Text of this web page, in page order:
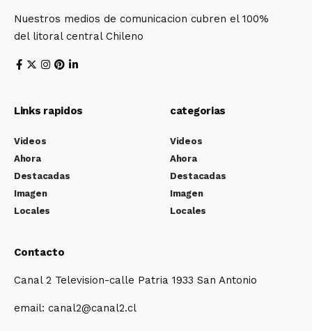
Nuestros medios de comunicacion cubren el 100%
del litoral central Chileno
Links rapidos
Videos
Ahora
Destacadas
Imagen
Locales
categorias
Videos
Ahora
Destacadas
Imagen
Locales
Contacto
Canal 2 Television-calle Patria 1933 San Antonio
email: canal2@canal2.cl